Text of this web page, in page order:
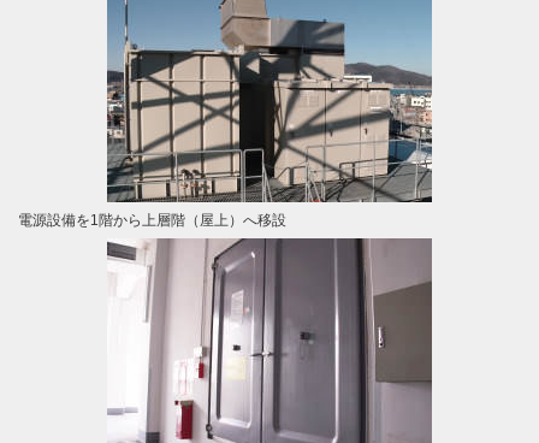
電源設備を1階から上層階（屋上）へ移設